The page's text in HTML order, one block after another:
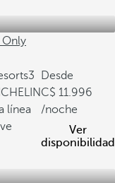
Only
3
línea
Desde
11.996
/noche
Ver
disponibilidad